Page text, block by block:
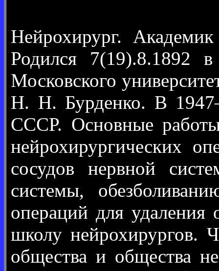
Нейрохирург.
Родился 7(19).8.1892
Московского
Н. Н. Бурденко. В
СССР. Основные работы
нейрохирургических
сосудов нервной
системы,
операций для удаления
школу нейрохирургов.
общества и общества